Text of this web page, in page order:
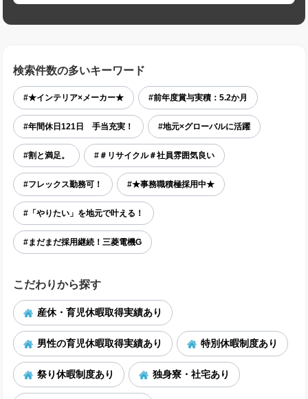
検索件数の多いキーワード
#★インテリア×メーカー★ #前年度賞与実積：5.2か月
#年間休日121日 手当充実！ #地元×グローバルに活躍
#割と満足。 #＃リサイクル＃社員雰囲気良い
#フレックス勤務可！ #★事務職積極採用中★
#「やりたい」を地元で叶える！
#まだまだ採用継続！三菱電機G
こだわりから探す
産休・育児休暇取得実績あり
男性の育児休暇取得実績あり 特別休暇制度あり
祭り休暇制度あり 独身寮・社宅あり